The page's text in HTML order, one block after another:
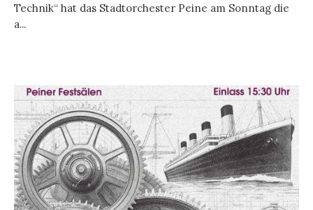
Technik“ hat das Stadtorchester Peine am Sonntag die
a...